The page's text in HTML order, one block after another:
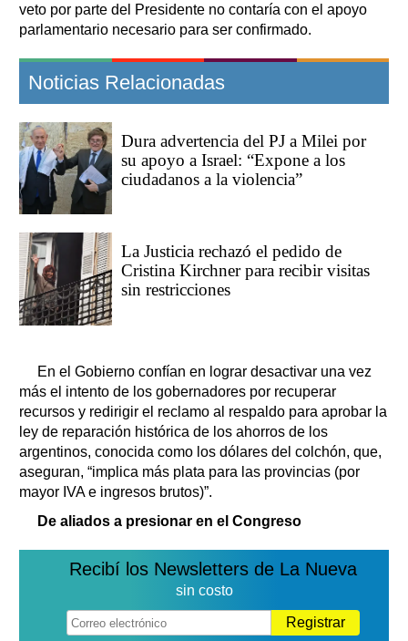
veto por parte del Presidente no contaría con el apoyo
parlamentario necesario para ser confirmado.
Noticias Relacionadas
Dura advertencia del PJ a Milei por
su apoyo a Israel: “Expone a los
ciudadanos a la violencia”
La Justicia rechazó el pedido de
Cristina Kirchner para recibir visitas
sin restricciones
En el Gobierno confían en lograr desactivar una vez
más el intento de los gobernadores por recuperar
recursos y redirigir el reclamo al respaldo para aprobar la
ley de reparación histórica de los ahorros de los
argentinos, conocida como los dólares del colchón, que,
aseguran, “implica más plata para las provincias (por
mayor IVA e ingresos brutos)”.
De aliados a presionar en el Congreso
Recibí los Newsletters de La Nueva
sin costo
Registrar